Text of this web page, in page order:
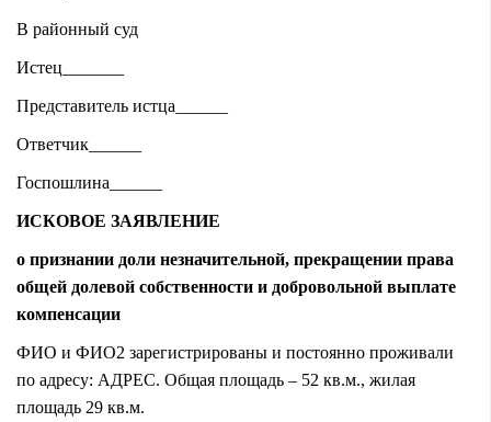
В районный суд
Истец_______
Представитель истца______
Ответчик______
Госпошлина______
ИСКОВОЕ ЗАЯВЛЕНИЕ
о признании доли незначительной, прекращении права
общей долевой собственности и добровольной выплате
компенсации
ФИО и ФИО2 зарегистрированы и постоянно проживали
по адресу: АДРЕС. Общая площадь – 52 кв.м., жилая
площадь 29 кв.м.